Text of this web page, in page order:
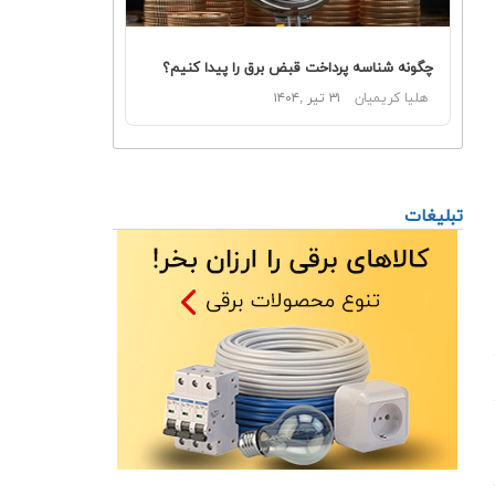
چگونه شناسه پرداخت قبض برق را پیدا کنیم؟
هلیا کریمیان ۳۱ تیر ,۱۴۰۴
تبلیغات